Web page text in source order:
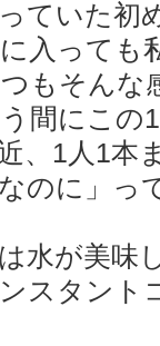
ていた初
入っても
もそんな
間にこの
近、1人1
のに」っ
水が美味
スタント